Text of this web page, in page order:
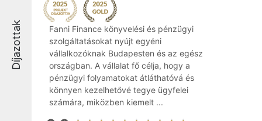
Díjazottak
Fanni Finance könyvelési és pénzügyi
szolgáltatásokat nyújt egyéni
vállalkozóknak Budapesten és az egész
országban. A vállalat fő célja, hogy a
pénzügyi folyamatokat átláthatóvá és
könnyen kezelhetővé tegye ügyfelei
számára, miközben kiemelt ...